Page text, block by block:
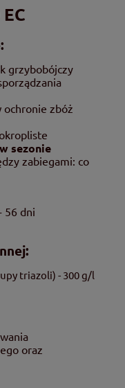
grzybobójczy
ochronie zbóż
sezonie
zabiegami: co
56 dni
triazoli) - 300 g/l
oraz